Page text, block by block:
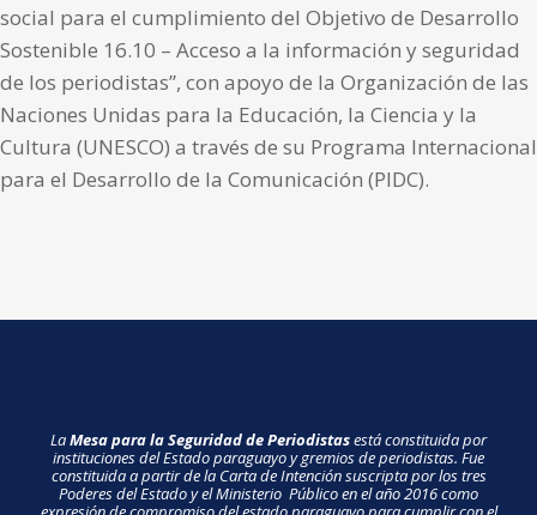
social para el cumplimiento del Objetivo de Desarrollo
Sostenible 16.10 – Acceso a la información y seguridad
de los periodistas”, con apoyo de la Organización de las
Naciones Unidas para la Educación, la Ciencia y la
Cultura (UNESCO) a través de su Programa Internacional
para el Desarrollo de la Comunicación (PIDC).
LaMesa para la Seguridad de Periodistasestá constituida por
instituciones del Estado paraguayo y gremios de periodistas. Fue
constituida a partir de la Carta de Intención suscripta por los tres
Poderes del Estado y el Ministerio Público en el año 2016 como